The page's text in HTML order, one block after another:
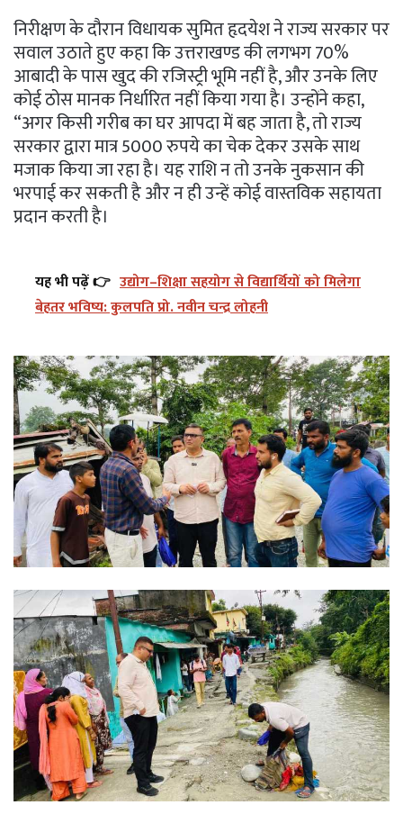
निरीक्षण के दौरान विधायक सुमित हृदयेश ने राज्य सरकार पर
सवाल उठाते हुए कहा कि उत्तराखण्ड की लगभग 70%
आबादी के पास खुद की रजिस्ट्री भूमि नहीं है, और उनके लिए
कोई ठोस मानक निर्धारित नहीं किया गया है। उन्होंने कहा,
“अगर किसी गरीब का घर आपदा में बह जाता है, तो राज्य
सरकार द्वारा मात्र 5000 रुपये का चेक देकर उसके साथ
मजाक किया जा रहा है। यह राशि न तो उनके नुकसान की
भरपाई कर सकती है और न ही उन्हें कोई वास्तविक सहायता
प्रदान करती है।
यह भी पढ़ें 👉 उद्योग–शिक्षा सहयोग से विद्यार्थियों को मिलेगा
बेहतर भविष्य: कुलपति प्रो. नवीन चन्द्र लोहनी